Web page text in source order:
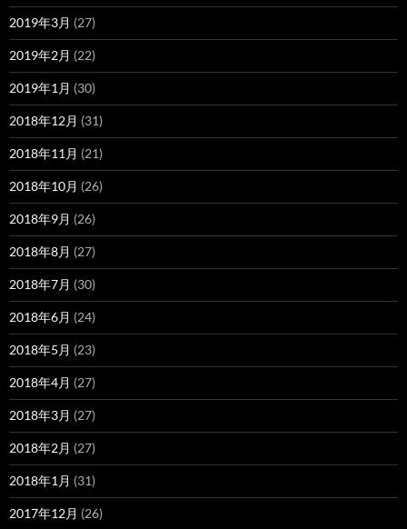
2019年3月 (27)
2019年2月 (22)
2019年1月 (30)
2018年12月 (31)
2018年11月 (21)
2018年10月 (26)
2018年9月 (26)
2018年8月 (27)
2018年7月 (30)
2018年6月 (24)
2018年5月 (23)
2018年4月 (27)
2018年3月 (27)
2018年2月 (27)
2018年1月 (31)
2017年12月 (26)